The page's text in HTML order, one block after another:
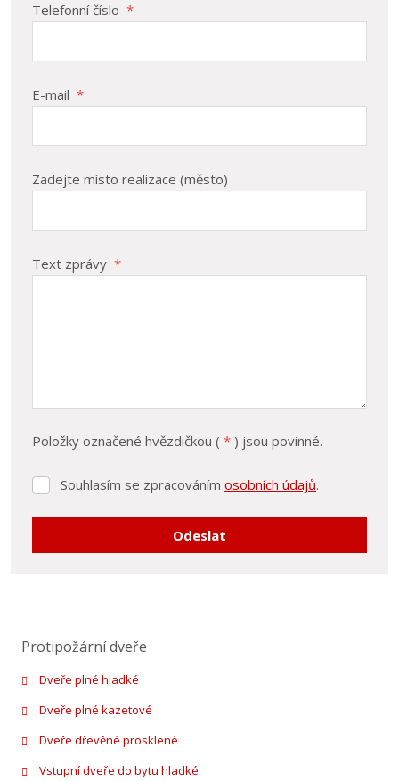
Telefonní číslo *
E-mail *
Zadejte místo realizace (město)
Text zprávy *
Položky označené hvězdičkou ( * ) jsou povinné.
Souhlasím
zpracováním
Souhlasím se zpracováním osobních údajů.
Odeslat
odeslat.
Protipožární dveře
Dveře plné hladké
Dveře plné kazetové
Dveře dřevěné prosklené
Vstupní dveře do bytu hladké